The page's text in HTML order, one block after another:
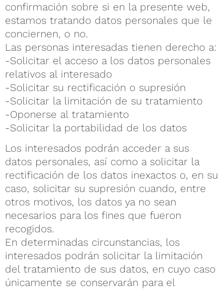
confirmación sobre si en la presente web,
estamos tratando datos personales que le
conciernen, o no.
Las personas interesadas tienen derecho a:
-Solicitar el acceso a los datos personales
relativos al interesado
-Solicitar su rectificación o supresión
-Solicitar la limitación de su tratamiento
-Oponerse al tratamiento
-Solicitar la portabilidad de los datos
Los interesados podrán acceder a sus
datos personales, así como a solicitar la
rectificación de los datos inexactos o, en su
caso, solicitar su supresión cuando, entre
otros motivos, los datos ya no sean
necesarios para los fines que fueron
recogidos.
En determinadas circunstancias, los
interesados podrán solicitar la limitación
del tratamiento de sus datos, en cuyo caso
únicamente se conservarán para el